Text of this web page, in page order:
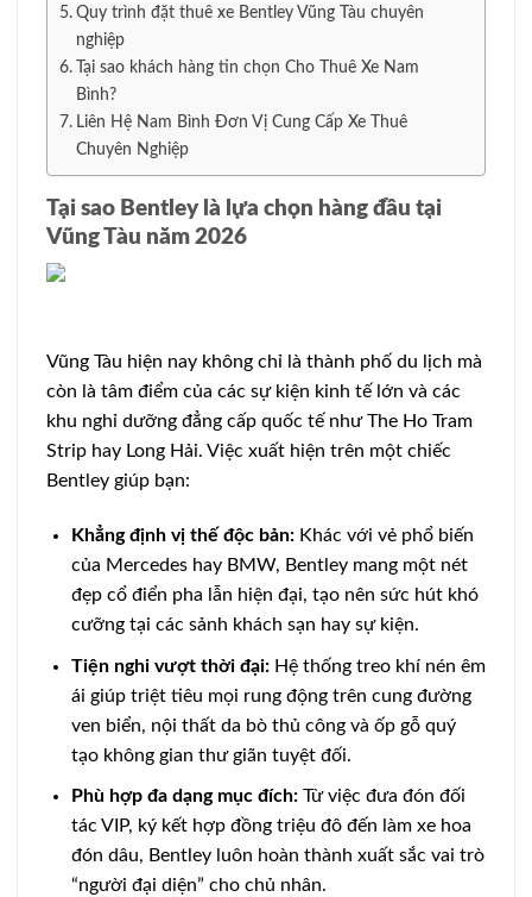
Quy trình đặt thuê xe Bentley Vũng Tàu chuyên
nghiệp
Tại sao khách hàng tin chọn Cho Thuê Xe Nam
Bình?
Liên Hệ Nam Bình Đơn Vị Cung Cấp Xe Thuê
Chuyên Nghiệp
Tại sao Bentley là lựa chọn hàng đầu tại
Vũng Tàu năm 2026
Vũng Tàu hiện nay không chỉ là thành phố du lịch mà
còn là tâm điểm của các sự kiện kinh tế lớn và các
khu nghỉ dưỡng đẳng cấp quốc tế như The Ho Tram
Strip hay Long Hải. Việc xuất hiện trên một chiếc
Bentley giúp bạn:
Khẳng định vị thế độc bản:Khác với vẻ phổ biến
của Mercedes hay BMW, Bentley mang một nét
đẹp cổ điển pha lẫn hiện đại, tạo nên sức hút khó
cưỡng tại các sảnh khách sạn hay sự kiện.
Tiện nghi vượt thời đại:Hệ thống treo khí nén êm
ái giúp triệt tiêu mọi rung động trên cung đường
ven biển, nội thất da bò thủ công và ốp gỗ quý
tạo không gian thư giãn tuyệt đối.
Phù hợp đa dạng mục đích:Từ việc đưa đón đối
tác VIP, ký kết hợp đồng triệu đô đến làm xe hoa
đón dâu, Bentley luôn hoàn thành xuất sắc vai trò
“người đại diện” cho chủ nhân.